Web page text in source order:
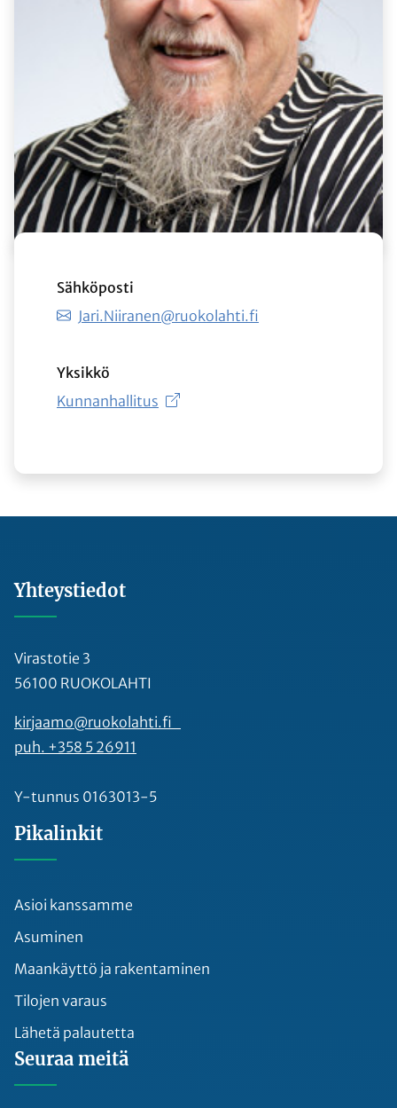
Sähköposti
Jari.Niiranen@ruokolahti.fi
Yksikkö
Kunnanhallitus
Yhteystiedot
Virastotie 3
56100 RUOKOLAHTI
kirjaamo@ruokolahti.fi
puh. +358 5 26911
Y-tunnus 0163013-5
Pikalinkit
Asioi kanssamme
Asuminen
Maankäyttö ja rakentaminen
Tilojen varaus
Lähetä palautetta
Seuraa meitä